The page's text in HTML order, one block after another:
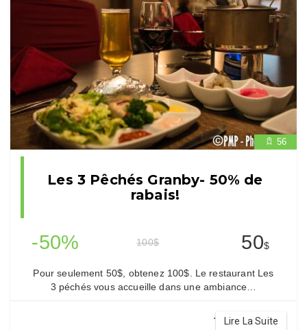
56
Les 3 Pêchés Granby- 50% de
rabais!
-50% 100$ 50$
Pour seulement 50$, obtenez 100$. Le restaurant Les
3 péchés vous accueille dans une ambiance…
. Lire La Suite